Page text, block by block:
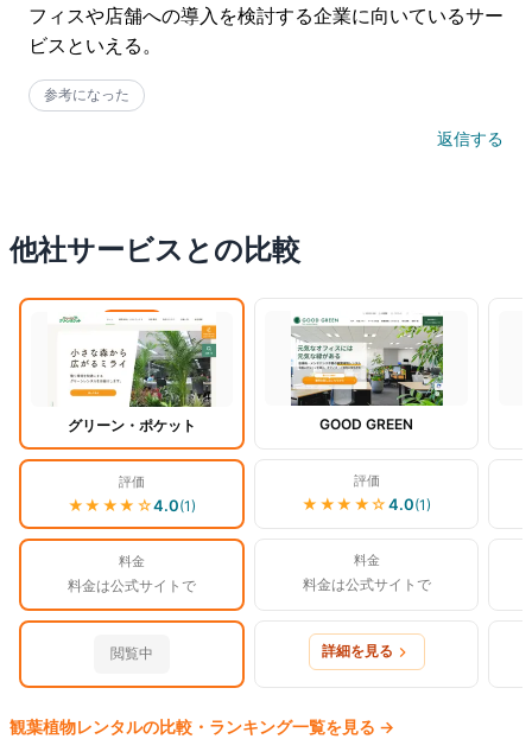
フィスや店舗への導入を検討する企業に向いているサー
ビスといえる。
参考になった
返信する
他社サービスとの比較
閲覧中
グリーン・ポケット GOOD GREEN
評価
★★★★ ☆4.0(1)
評価
★★★★☆4.0(1)
料金
料金は公式サイトで
料金
料金は公式サイトで
閲覧中 詳細を見る
観葉植物レンタルの比較・ランキング一覧を見る →